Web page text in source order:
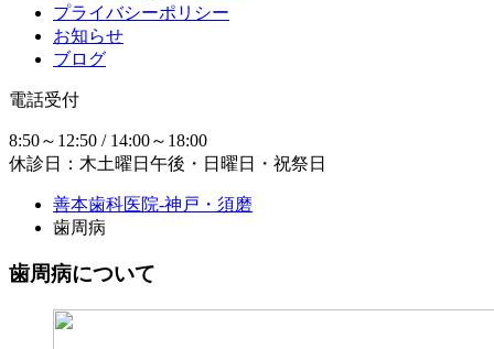
プライバシーポリシー
お知らせ
ブログ
電話受付
8:50～12:50 / 14:00～18:00
休診日：木土曜日午後・日曜日・祝祭日
善本歯科医院-神戸・須磨
歯周病
歯周病について